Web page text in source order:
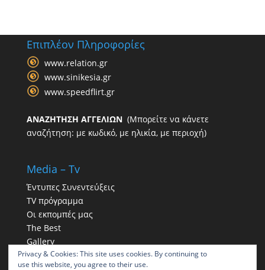
Επιπλέον Πληροφορίες
www.relation.gr
www.sinikesia.gr
www.speedflirt.gr
ΑΝΑΖΗΤΗΣΗ ΑΓΓΕΛΙΩΝ(Μπορείτε να κάνετε
αναζήτηση: με κωδικό, με ηλικία, με περιοχή)
Media – Tv
Έντυπες Συνεντεύξεις
TV πρόγραμμα
Οι εκπομπές μας
The Best
Gallery
Η παρουσία μας στα social
Privacy & Cookies: This site uses cookies. By continuing to
use this website, you agree to their use.